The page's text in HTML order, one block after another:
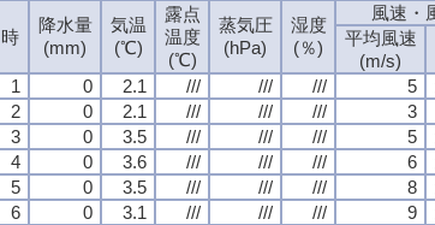
時
降水量
(mm)
気温
(℃)
露点
温度
(℃)
蒸気圧
(hPa)
湿度
(％)
風速・
平均風速
(m/s)
1
0 2.1 /// /// /// 5
2
0 2.1 /// /// /// 3
3
0 3.5 /// /// /// 5
4
0 3.6 /// /// /// 6
5
0 3.5 /// /// /// 8
6
0 3.1 /// /// /// 9